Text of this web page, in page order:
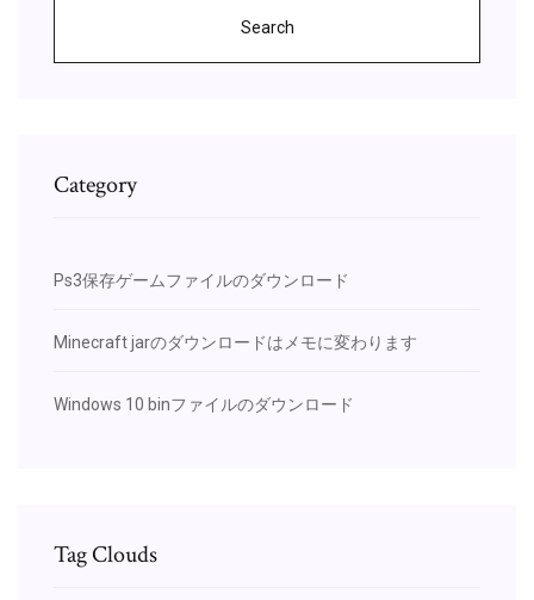
Search
Category
Ps3保存ゲームファイルのダウンロード
Minecraft jarのダウンロードはメモに変わります
Windows 10 binファイルのダウンロード
Tag Clouds